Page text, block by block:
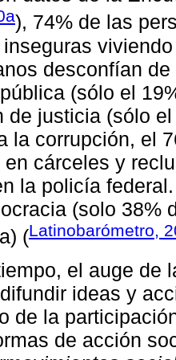
), 74% de las
desconfían
(sólo el
de justicia (sólo
la corrupción, el
en cárceles y
la policía
(solo 38%
(Latinobarómetro,
el auge de
ideas y
de la
de acción